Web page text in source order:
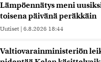
Lämpöennätys meni
toisena päivänä peräkkäin
Uutiset | 6.8.2026 18:44
Valtiovarainministeriön